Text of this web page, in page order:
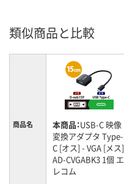
類似商品と比較
商品名 本商品：USB-C 映像
変換アダプタ Type-
C [オス] - VGA [メス]
AD-CVGABK3 1個 エ
レコム